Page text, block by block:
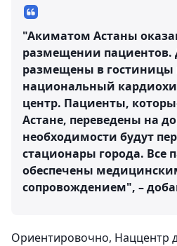
"Акиматом Астаны
размещении пациентов.
размещены в гостиницы
национальный
центр. Пациенты,
Астане, переведены на
необходимости будут
стационары города. Все
обеспечены
сопровождением", –
Ориентировочно, Наццентр